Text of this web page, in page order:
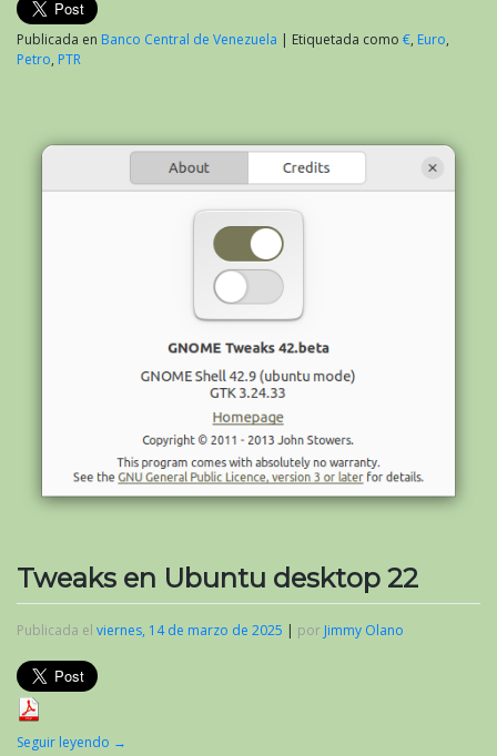
Publicada en Banco Central de Venezuela | Etiquetada como €, Euro,
Petro, PTR
Tweaks en Ubuntu desktop 22
Publicada el viernes, 14 de marzo de 2025 | por Jimmy Olano
Seguir leyendo →